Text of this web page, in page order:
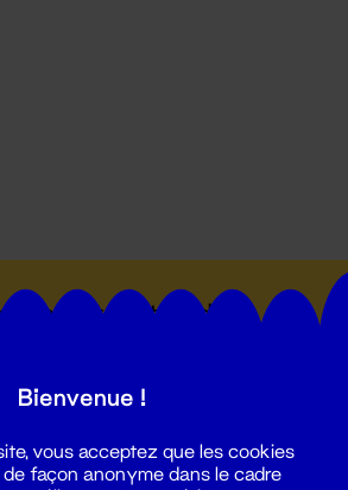
les actualités du
Bienvenue !
vous acceptez que les cookies
façon anonyme dans le cadre